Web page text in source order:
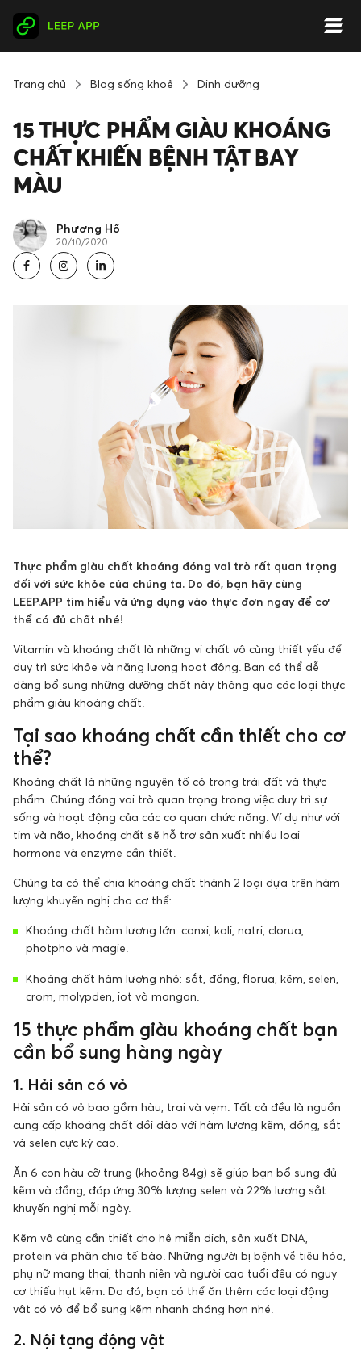
Trang chủ Blog sống khoẻ Dinh dưỡng
15 THỰC PHẨM GIÀU KHOÁNG
CHẤT KHIẾN BỆNH TẬT BAY
MÀU
Phương Hồ
20/10/2020
Thực phẩm giàu chất khoáng đóng vai trò rất quan trọng
đối với sức khỏe của chúng ta. Do đó, bạn hãy cùng
LEEP.APP tìm hiểu và ứng dụng vào thực đơn ngay để cơ
thể có đủ chất nhé!
Vitamin và khoáng chất là những vi chất vô cùng thiết yếu để
duy trì sức khỏe và năng lượng hoạt động. Bạn có thể dễ
dàng bổ sung những dưỡng chất này thông qua các loại thực
phẩm giàu khoáng chất.
Tại sao khoáng chất cần thiết cho cơ
thể?
Khoáng chất là những nguyên tố có trong trái đất và thực
phẩm. Chúng đóng vai trò quan trọng trong việc duy trì sự
sống và hoạt động của các cơ quan chức năng. Ví dụ như với
tim và não, khoáng chất sẽ hỗ trợ sản xuất nhiều loại
hormone và enzyme cần thiết.
Chúng ta có thể chia khoáng chất thành 2 loại dựa trên hàm
lượng khuyến nghị cho cơ thể:
Khoáng chất hàm lượng lớn: canxi, kali, natri, clorua,
photpho và magie.
Khoáng chất hàm lượng nhỏ: sắt, đồng, florua, kẽm, selen,
crom, molypden, iot và mangan.
15 thực phẩm giàu khoáng chất bạn
cần bổ sung hàng ngày
1. Hải sản có vỏ
Hải sản có vỏ bao gồm hàu, trai và vẹm. Tất cả đều là nguồn
cung cấp khoáng chất dồi dào với hàm lượng kẽm, đồng, sắt
và selen cực kỳ cao.
Ăn 6 con hàu cỡ trung (khoảng 84g) sẽ giúp bạn bổ sung đủ
kẽm và đồng, đáp ứng 30% lượng selen và 22% lượng sắt
khuyến nghị mỗi ngày.
Kẽm vô cùng cần thiết cho hệ miễn dịch, sản xuất DNA,
protein và phân chia tế bào. Những người bị bệnh về tiêu hóa,
phụ nữ mang thai, thanh niên và người cao tuổi đều có nguy
cơ thiếu hụt kẽm. Do đó, bạn có thể ăn thêm các loại động
vật có vỏ để bổ sung kẽm nhanh chóng hơn nhé.
2. Nội tạng động vật